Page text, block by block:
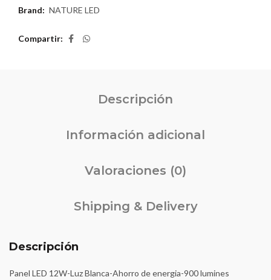
Brand: NATURE LED
Compartir
Descripción
Información adicional
Valoraciones (0)
Shipping & Delivery
Descripción
Panel LED 12W-Luz Blanca-Ahorro de energia-900 lumines